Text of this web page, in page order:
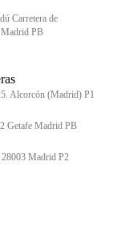
Carretera de
PB
Alcorcón (Madrid) P1
Getafe Madrid PB
28003 Madrid P2